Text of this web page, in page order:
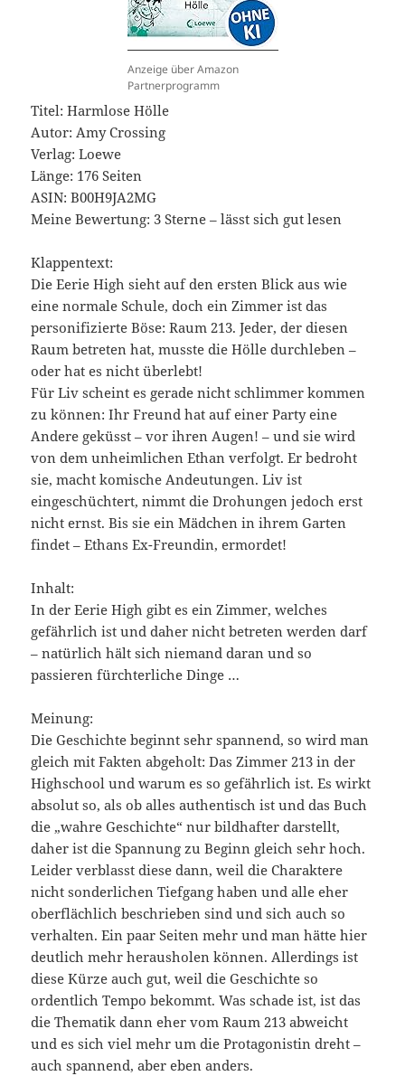
Anzeige über Amazon
Partnerprogramm
Titel: Harmlose Hölle
Autor: Amy Crossing
Verlag: Loewe
Länge: 176 Seiten
ASIN: ‎B00H9JA2MG
Meine Bewertung: 3 Sterne – lässt sich gut lesen
Klappentext:
Die Eerie High sieht auf den ersten Blick aus wie
eine normale Schule, doch ein Zimmer ist das
personifizierte Böse: Raum 213. Jeder, der diesen
Raum betreten hat, musste die Hölle durchleben –
oder hat es nicht überlebt!
Für Liv scheint es gerade nicht schlimmer kommen
zu können: Ihr Freund hat auf einer Party eine
Andere geküsst – vor ihren Augen! – und sie wird
von dem unheimlichen Ethan verfolgt. Er bedroht
sie, macht komische Andeutungen. Liv ist
eingeschüchtert, nimmt die Drohungen jedoch erst
nicht ernst. Bis sie ein Mädchen in ihrem Garten
findet – Ethans Ex-Freundin, ermordet!
Inhalt:
In der Eerie High gibt es ein Zimmer, welches
gefährlich ist und daher nicht betreten werden darf
– natürlich hält sich niemand daran und so
passieren fürchterliche Dinge …
Meinung:
Die Geschichte beginnt sehr spannend, so wird man
gleich mit Fakten abgeholt: Das Zimmer 213 in der
Highschool und warum es so gefährlich ist. Es wirkt
absolut so, als ob alles authentisch ist und das Buch
die „wahre Geschichte“ nur bildhafter darstellt,
daher ist die Spannung zu Beginn gleich sehr hoch.
Leider verblasst diese dann, weil die Charaktere
nicht sonderlichen Tiefgang haben und alle eher
oberflächlich beschrieben sind und sich auch so
verhalten. Ein paar Seiten mehr und man hätte hier
deutlich mehr herausholen können. Allerdings ist
diese Kürze auch gut, weil die Geschichte so
ordentlich Tempo bekommt. Was schade ist, ist das
die Thematik dann eher vom Raum 213 abweicht
und es sich viel mehr um die Protagonistin dreht –
auch spannend, aber eben anders.